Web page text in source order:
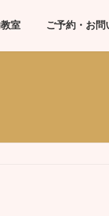
室 ご予約・お問